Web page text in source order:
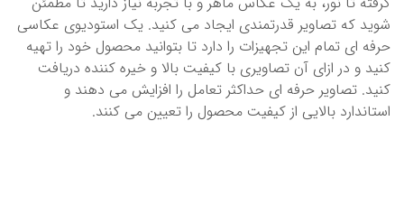
شوید که تصاویر قدرتمندی ایجاد می کنید. یک استودیوی عکاسی
حرفه ای تمام این تجهیزات را دارد تا بتوانید محصول خود را تهیه
کنید و در ازای آن تصاویری با کیفیت بالا و خیره کننده دریافت
کنید. تصاویر حرفه ای حداکثر تعامل را افزایش می دهند و
استاندارد بالایی از کیفیت محصول را تعیین می کنند.